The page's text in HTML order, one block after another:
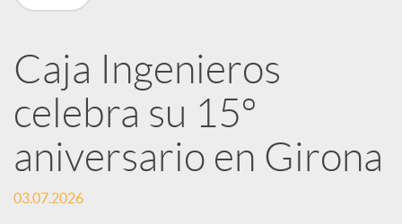
R
e
d
Caja Ingenieros
celebra su 15º
aniversario en Girona
03.07.2026